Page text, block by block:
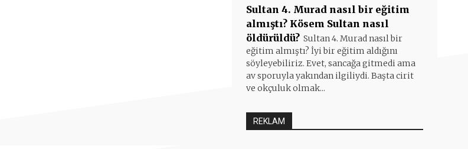
Sultan 4. Murad nasıl bir eğitim
almıştı? Kösem Sultan nasıl
öldürüldü? Sultan 4. Murad nasıl bir
eğitim almıştı? İyi bir eğitim aldığını
söyleyebiliriz. Evet, sancağa gitmedi ama
av sporuyla yakından ilgiliydi. Başta cirit
ve okçuluk olmak...
REKLAM